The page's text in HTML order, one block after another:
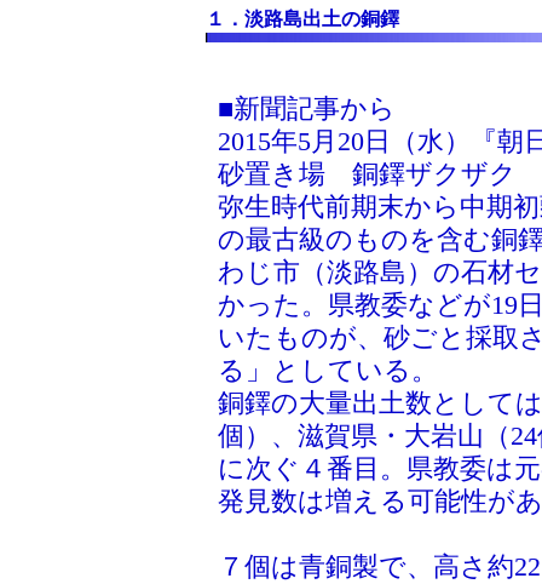
１．淡路島出土の銅鐸
■新聞記事から
2015年5月20日（水）『朝
砂置き場 銅鐸ザクザク
弥生時代前期末から中期
の最古級のものを含む銅
わじ市（淡路島）の石材
かった。県教委などが19
いたものが、砂ごと採取
る」としている。
銅鐸の大量出土数として
個）、滋賀県・大岩山（
に次ぐ４番目。県教委は
発見数は増える可能性が
７個は青銅製で、高さ約